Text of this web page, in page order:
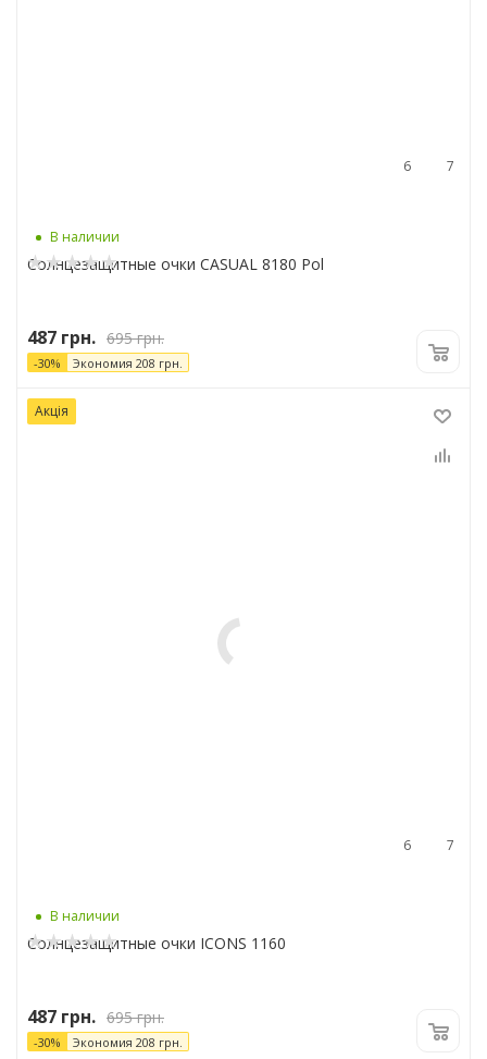
7
6
В наличии
Солнцезащитные очки CASUAL 8180 Pol
487 грн. 695грн.
-30% Экономия 208 грн.
Акція
7
6
В наличии
Солнцезащитные очки ICONS 1160
487 грн. 695грн.
-30% Экономия 208 грн.